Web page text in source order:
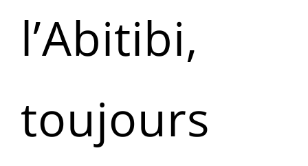
l’Abitibi,
toujours